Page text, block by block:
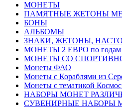
MОНЕТЫ
ПАМЯТНЫЕ ЖЕТОНЫ
БОНЫ
АЛЬБОМЫ
ЗНАКИ, ЖЕТОНЫ,
МОНЕТЫ 2 ЕВРО по годам
МОНЕТЫ СО
Монеты ФАО
Монеты с Кораблями из
Монеты с тематикой Космос
НАБОРЫ МОНЕТ
СУВЕНИРНЫЕ НАБОРЫ